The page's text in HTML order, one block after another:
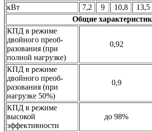
кВт
7,2 9 10,8 13,5
Общие
КПД в режиме
двойного преоб-
разования (при
полной нагрузке)
0,92
КПД в режиме
двойного преоб-
разования (при
нагрузке 50%)
0,9
КПД в режиме
высокой
эффективности
до 98%